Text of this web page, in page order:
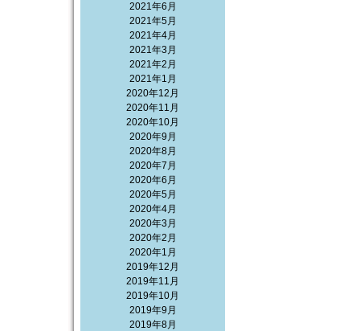
2021年6月
2021年5月
2021年4月
2021年3月
2021年2月
2021年1月
2020年12月
2020年11月
2020年10月
2020年9月
2020年8月
2020年7月
2020年6月
2020年5月
2020年4月
2020年3月
2020年2月
2020年1月
2019年12月
2019年11月
2019年10月
2019年9月
2019年8月